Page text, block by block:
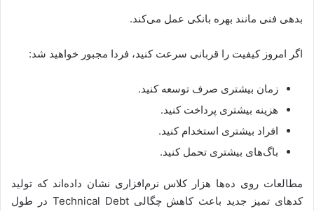
بدهی فنی مانند بهره بانکی عمل می‌کند.
اگر امروز کیفیت را قربانی سرعت کنید، فردا مجبور خواهید شد:
زمان بیشتری صرف توسعه کنید.
هزینه بیشتری پرداخت کنید.
افراد بیشتری استخدام کنید.
باگ‌های بیشتری تحمل کنید.
مطالعات روی ده‌ها هزار کلاس نرم‌افزاری نشان داده‌اند که تولید
کدهای تمیز جدید باعث کاهش چگالی Technical Debt در طول